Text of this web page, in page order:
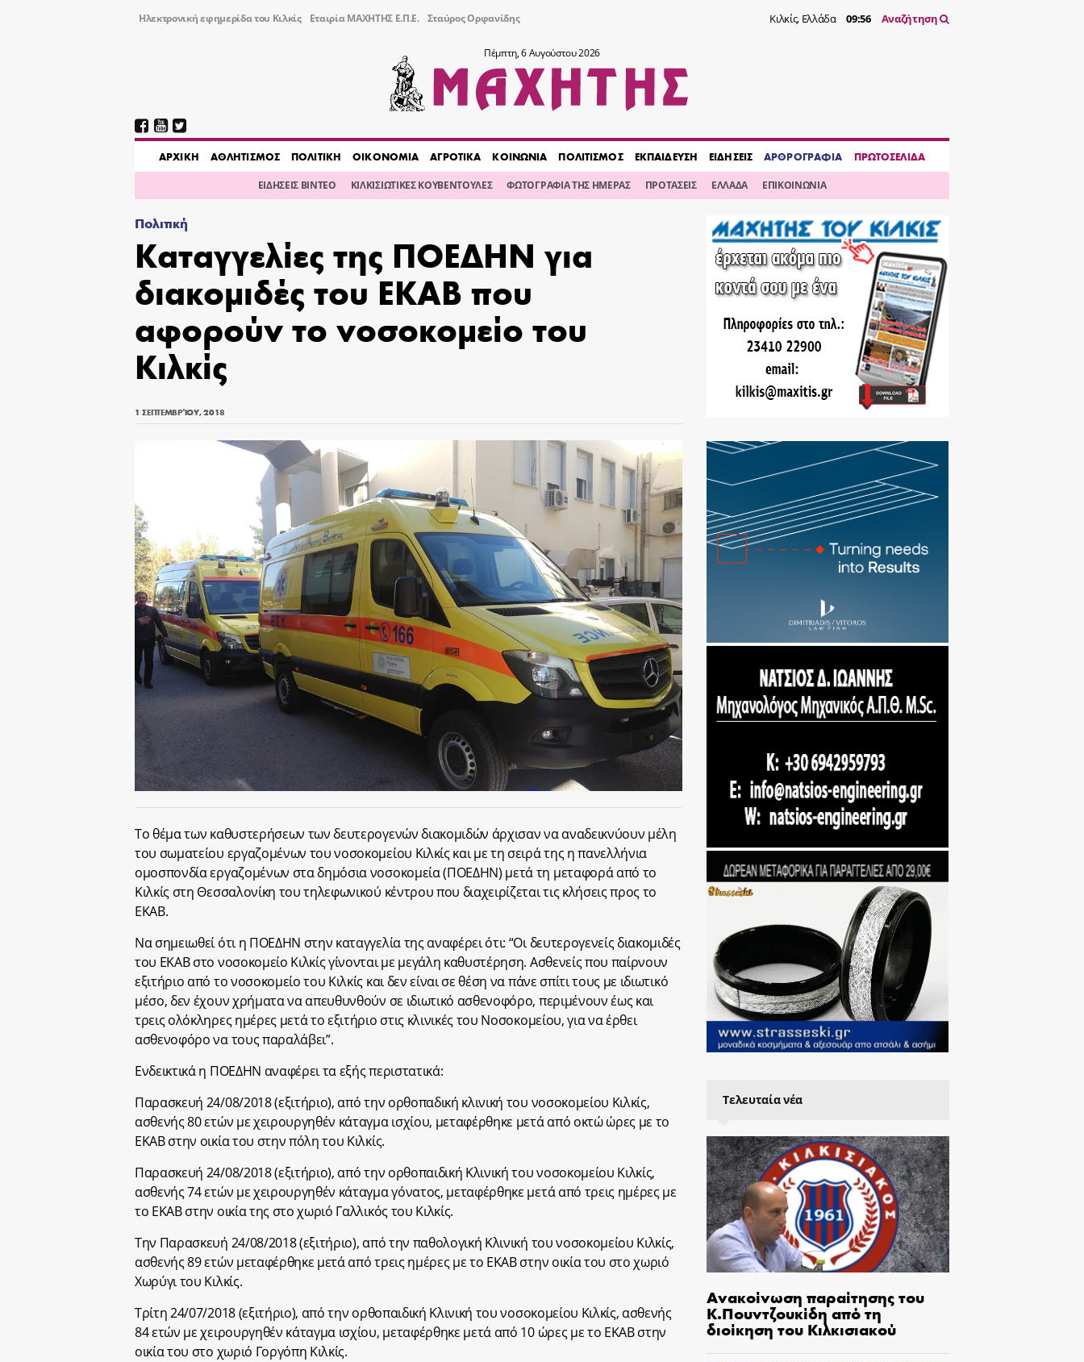
Ηλεκτρονική εφημερίδα του Κιλκίς Εταιρία ΜΑΧΗΤΗΣ Ε.Π.Ε. Σταύρος Ορφανίδης Κιλκίς, Ελλάδα 09:56 Αναζήτηση
Πέμπτη, 6 Αυγούστου 2026
AΡΧΙΚΗ ΑΘΛΗΤΙΣΜΟΣ ΠΟΛΙΤΙΚΗ ΟΙΚΟΝΟΜΙΑ ΑΓΡΟΤΙΚΑ ΚΟΙΝΩΝΙΑ ΠΟΛΙΤΙΣΜΟΣ ΕΚΠΑΙΔΕΥΣΗ ΕΙΔΗΣΕΙΣ ΑΡΘΡΟΓΡΑΦΙΑ ΠΡΩΤΟΣΕΛΙΔΑ
ΕΙΔΗΣΕΙΣ ΒΙΝΤΕΟ ΚΙΛΚΙΣΙΩΤΙΚΕΣ ΚΟΥΒΕΝΤΟΥΛΕΣ ΦΩΤΟΓΡΑΦΙΑ ΤΗΣ ΗΜΕΡΑΣ ΠΡΟΤΑΣΕΙΣ ΕΛΛΑΔΑ ΕΠΙΚΟΙΝΩΝΙΑ
Πολιτική
Καταγγελίες της ΠΟΕΔΗΝ για
διακομιδές του ΕΚΑΒ που
αφορούν το νοσοκομείο του
Κιλκίς
1 ΣΕΠΤΕΜΒΡΊΟΥ, 2018
Το θέμα των καθυστερήσεων των δευτερογενών διακομιδών άρχισαν να αναδεικνύουν μέλη
του σωματείου εργαζομένων του νοσοκομείου Κιλκίς και με τη σειρά της η πανελλήνια
ομοσπονδία εργαζομένων στα δημόσια νοσοκομεία (ΠΟΕΔΗΝ) μετά τη μεταφορά από το
Κιλκίς στη Θεσσαλονίκη του τηλεφωνικού κέντρου που διαχειρίζεται τις κλήσεις προς το
ΕΚΑΒ.
Να σημειωθεί ότι η ΠΟΕΔΗΝ στην καταγγελία της αναφέρει ότι: “Οι δευτερογενείς διακομιδές
του ΕΚΑΒ στο νοσοκομείο Κιλκίς γίνονται με μεγάλη καθυστέρηση. Ασθενείς που παίρνουν
εξιτήριο από το νοσοκομείο του Κιλκίς και δεν είναι σε θέση να πάνε σπίτι τους με ιδιωτικό
μέσο, δεν έχουν χρήματα να απευθυνθούν σε ιδιωτικό ασθενοφόρο, περιμένουν έως και
τρεις ολόκληρες ημέρες μετά το εξιτήριο στις κλινικές του Νοσοκομείου, για να έρθει
ασθενοφόρο να τους παραλάβει”.
Ενδεικτικά η ΠΟΕΔΗΝ αναφέρει τα εξής περιστατικά:
Παρασκευή 24/08/2018 (εξιτήριο), από την oρθοπαδική κλινική του νοσοκομείου Κιλκίς,
ασθενής 80 ετών με χειρουργηθέν κάταγμα ισχίου, μεταφέρθηκε μετά από οκτώ ώρες με το
ΕΚΑΒ στην οικία του στην πόλη του Κιλκίς.
Παρασκευή 24/08/2018 (εξιτήριο), από την ορθοπαιδική Κλινική του νοσοκομείου Κιλκίς,
ασθενής 74 ετών με χειρουργηθέν κάταγμα γόνατος, μεταφέρθηκε μετά από τρεις ημέρες με
το ΕΚΑΒ στην οικία της στο χωριό Γαλλικός του Κιλκίς.
Την Παρασκευή 24/08/2018 (εξιτήριο), από την παθολογική Κλινική του νοσοκομείου Κιλκίς,
ασθενής 89 ετών μεταφέρθηκε μετά από τρεις ημέρες με το ΕΚΑΒ στην οικία του στο χωριό
Χωρύγι του Κιλκίς.
Τρίτη 24/07/2018 (εξιτήριο), από την ορθοπαιδική Κλινική του νοσοκομείου Κιλκίς, ασθενής
84 ετών με χειρουργηθέν κάταγμα ισχίου, μεταφέρθηκε μετά από 10 ώρες με το ΕΚΑΒ στην
οικία του στο χωριό Γοργόπη Κιλκίς.
Τελευταία νέα
Ανακοίνωση παραίτησης του
Κ.Πουντζουκίδη από τη
διοίκηση του Κιλκισιακού